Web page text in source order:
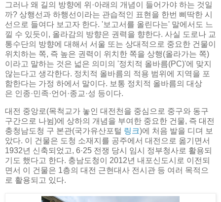
그러나 왜 길의 방향에 위·아래의 개념이 들어가야 하는 것일
까? 상행선과 하행선이라는 관습적인 표현을 한번 삐딱한 시
선으로 들여다 보고자 한다. '보고서를 올린다는' 말에서도 느
낄 수 있듯이, 올라감의 방향은 권력을 향한다. 사실 도로나 교
통수단의 방향에 대해서 서울 또는 상대적으로 중요한 건물이
위치하는 쪽, 즉 높은 권력이 위치한 쪽을 상행(올라가는 쪽)
이라고 말하는 것은 넓은 의미의 '정치적 올바름(PC)'에 맞지
않는다고 생각한다. 정치적 올바름의 적용 범위에 지역을 포
함한다는 가정 하에서 말이다. 보통 정치적 올바름의 대상
은 인종·민족·언어·종교·성 등이다.
대전 중앙로(목척교가 놓인 대전천을 중심으로 중구와 동구
구간으로 나뉨)에 상하의 개념을 부여한 중요한 건물, 즉 대전
충청남도청 구 본관(국가유산포털 링크)에 처음 발을 디뎌 보
았다. 이 건물은 도청 소재지를 공주에서 대전으로 옮기면서
1932년 신축되었고, 6·25 전쟁 당시 임시 정부청사로 활용되
기도 했다고 한다. 충남도청이 2012년 내포신도시로 이전되
면서 이 건물은 1층의 대전 근현대사 전시관 등 여러 목적으
로 활용되고 있다.